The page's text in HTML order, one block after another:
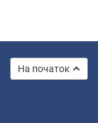
На початок